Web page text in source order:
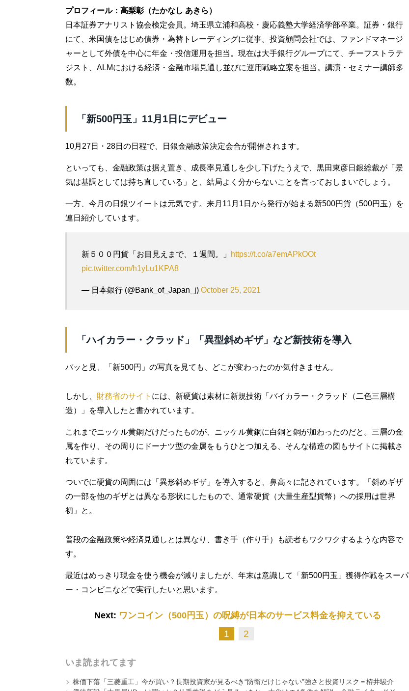
プロフィール：高梨彰（たかなし あきら）
日本証券アナリスト協会検定会員。埼玉県立浦和高校・慶応義塾大学経済学部卒業。証券・銀行
にて、米国債をはじめ債券・為替トレーディングに従事。投資顧問会社では、ファンドマネージ
ャーとして外債を中心に年金・投信運用を担当。現在は大手銀行グループにて、チーフストラテ
ジスト、ALMにおける経済・金融市場見通し並びに運用戦略立案を担当。講演・セミナー講師多
数。
「新500円玉」11月1日にデビュー
10月27日・28日の日程で、日銀金融政策決定会合が開催されます。
といっても、金融政策は据え置き、成長率見通しを少し下げたうえで、黒田東彦日銀総裁が「景
気は基調としては持ち直している」と、結局よく分からないことを言っておしまいでしょう。
一方、今月の日銀ツイートは元気です。来月11月1日から発行が始まる新500円貨（500円玉）を
連日紹介しています。
新５００円貨「お目見えまで、１週間。」
https://t.co/a7emAPkOOt
pic.twitter.com/h1yLu1KPA8
— 日本銀行 (@Bank_of_Japan_j) October 25, 2021
「ハイカラー・クラッド」「異型斜めギザ」など新技術を導入
パッと見、「新500円」の写真を見ても、どこが変わったのか気付きません。
しかし、 財務省のサイト には、新硬貨は素材に新規技術「バイカラー・クラッド（二色三層構
造）」を導入したと書かれています。
これまでニッケル黄銅だけだったものが、ニッケル黄銅に白銅と銅が加わったのだと。三層の金
属を作り、その周りにドーナツ型の金属をもうひとつ加える、そんな構造の図もサイトに掲載さ
れています。
ついでに硬貨の周囲には「異形斜めギザ」を導入すると、鼻高々に記されています。「斜めギザ
の一部を他のギザとは異なる形状にしたもので、通常硬貨（大量生産型貨幣）への採用は世界
初」と。
普段の金融政策や経済見通しとは異なり、書き手（作り手）も読者もワクワクするような内容で
す。
最近はめっきり現金を使う機会が減りましたが、年末は意識して「新500円玉」獲得作戦をスーパ
ー・コンビニなどで実行したいと思います。
Next: ワンコイン（500円玉）の呪縛が日本のサービス料金を抑えている
1 2
いま読まれてます
株価下落「三菱重工」今が買い？長期投資家が見るべき“防衛だけじゃない”強さと投資リスク＝栫井駿介